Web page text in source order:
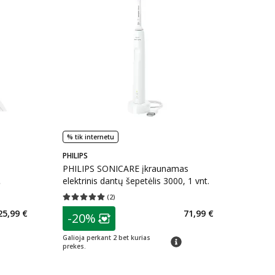
€
% tik internetu
PHILIPS
PHILIPS SONICARE įkraunamas
elektrinis dantų šepetėlis 3000, 1 vnt.
(2)
Vidutinis įvertinimas 5.00
patarimas
Lojalumo klubo narių nuolaida
-20%
Galioja perkant 2 bet kurias
prekes.
patarimas
71,99 €